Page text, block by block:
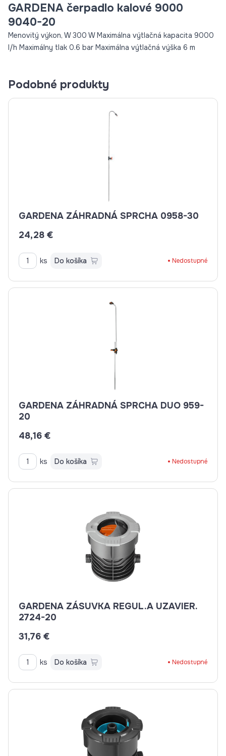
GARDENA čerpadlo kalové 9000
9040-20
Menovitý výkon, W 300 W Maximálna výtlačná kapacita 9000
l/h Maximálny tlak 0.6 bar Maximálna výtlačná výška 6 m
Podobné produkty
GARDENA ZÁHRADNÁ SPRCHA 0958-30
24,28 €
ks Do košíka Nedostupné
GARDENA ZÁHRADNÁ SPRCHA DUO 959-
20
48,16 €
ks Do košíka Nedostupné
GARDENA ZÁSUVKA REGUL.A UZAVIER.
2724-20
31,76 €
ks Do košíka Nedostupné